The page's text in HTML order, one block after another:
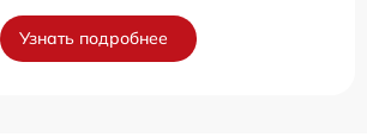
Узнать подробнее